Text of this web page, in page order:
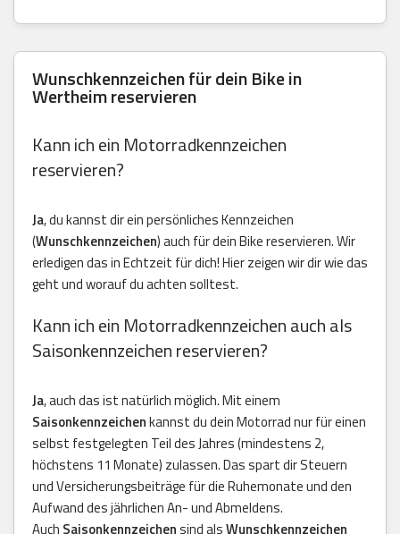
Wunschkennzeichen für dein Bike in
Wertheim reservieren
Kann ich ein Motorradkennzeichen
reservieren?
Ja, du kannst dir ein persönliches Kennzeichen
(Wunschkennzeichen) auch für dein Bike reservieren. Wir
erledigen das in Echtzeit für dich! Hier zeigen wir dir wie das
geht und worauf du achten solltest.
Kann ich ein Motorradkennzeichen auch als
Saisonkennzeichen reservieren?
Ja, auch das ist natürlich möglich. Mit einem
Saisonkennzeichenkannst du dein Motorrad nur für einen
selbst festgelegten Teil des Jahres (mindestens 2,
höchstens 11 Monate) zulassen. Das spart dir Steuern
und Versicherungsbeiträge für die Ruhemonate und den
Aufwand des jährlichen An- und Abmeldens.
Auch Saisonkennzeichensind alsWunschkennzeichen